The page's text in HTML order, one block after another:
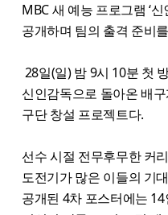
MBC 새 예능 프로그램 ‘
공개하며 팀의 출격 준비
28일(일) 밤 9시 10분 첫
신인감독으로 돌아온 배
구단 창설 프로젝트다.
선수 시절 전무후무한 커
도전기가 많은 이들의 기
공개된 4차 포스터에는 14